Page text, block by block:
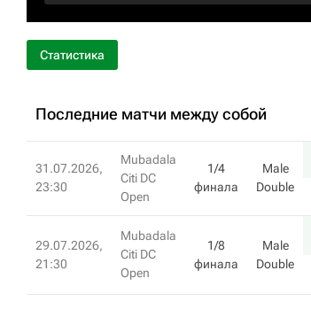
Статистика
Последние матчи между собой
31.07.2026,
23:30
Mubadala
Citi DC
Open
1/4
финала
Male
Double
29.07.2026,
21:30
Mubadala
Citi DC
Open
1/8
финала
Male
Double